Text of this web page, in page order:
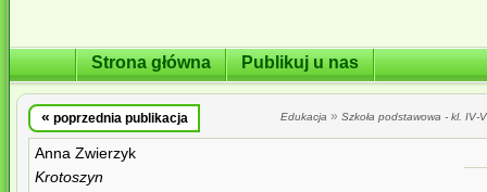
Strona główna Publikuj u nas
« poprzednia publikacja Edukacja » Szkoła podstawowa - kl. IV-
Anna Zwierzyk
Krotoszyn